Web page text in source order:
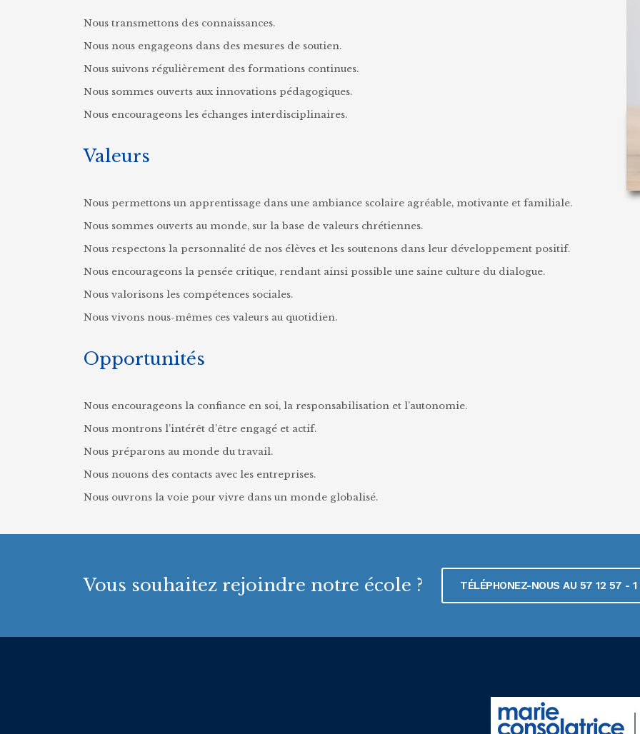
Nous transmettons des connaissances.
Nous nous engageons dans des mesures de soutien.
Nous suivons régulièrement des formations continues.
Nous sommes ouverts aux innovations pédagogiques.
Nous encourageons les échanges interdisciplinaires.
Valeurs
Nous permettons un apprentissage dans une ambiance scolaire agréable, motivante et familiale.
Nous sommes ouverts au monde, sur la base de valeurs chrétiennes.
Nous respectons la personnalité de nos élèves et les soutenons dans leur développement positif.
Nous encourageons la pensée critique, rendant ainsi possible une saine culture du dialogue.
Nous valorisons les compétences sociales.
Nous vivons nous-mêmes ces valeurs au quotidien.
Opportunités
Nous encourageons la confiance en soi, la responsabilisation et l’autonomie.
Nous montrons l’intérêt d’être engagé et actif.
Nous préparons au monde du travail.
Nous nouons des contacts avec les entreprises.
Nous ouvrons la voie pour vivre dans un monde globalisé.
Vous souhaitez rejoindre notre école ? TÉLÉPHONEZ-NOUS AU 57 12 57 - 1